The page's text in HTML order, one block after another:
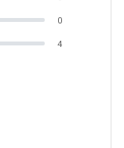
0
4